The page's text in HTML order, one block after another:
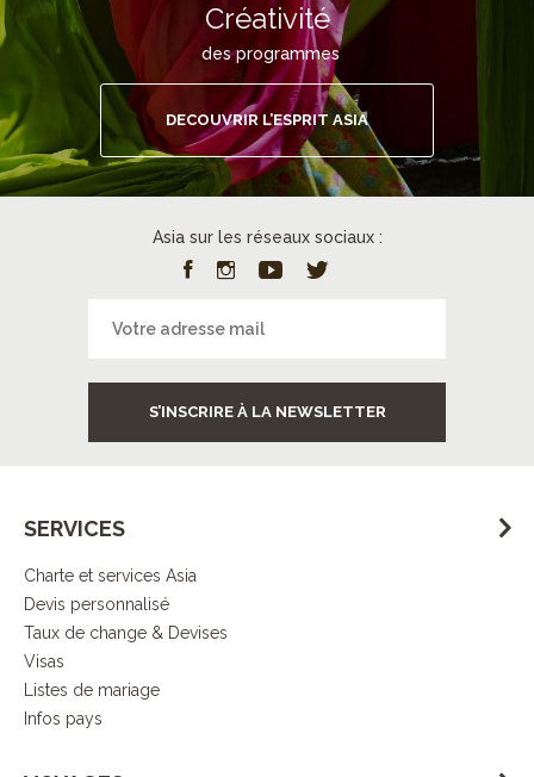
Créativité
des programmes
DECOUVRIR L’ESPRIT ASIA
Asia sur les réseaux sociaux :
S’INSCRIRE À LA NEWSLETTER
SERVICES
Charte et services Asia
Devis personnalisé
Taux de change & Devises
Visas
Listes de mariage
Infos pays